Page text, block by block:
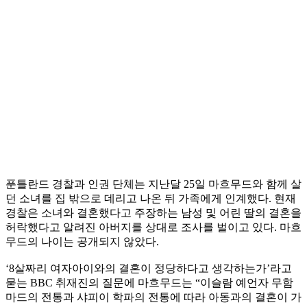
푼틀란드 경찰과 인권 단체는 지난달 25일 마흐무드와 함께 살
던 소녀를 집 밖으로 데리고 나온 뒤 가족에게 인계했다. 현재
경찰은 소녀와 결혼했다고 주장하는 남성 및 어린 딸의 결혼을
허락했다고 알려진 아버지를 상대로 조사를 벌이고 있다. 마흐
무드의 나이는 공개되지 않았다.
‘8살짜리 여자아이와의 결혼이 정당하다고 생각하는가’라고
묻는 BBC 취재진의 질문에 마흐무드는 “이슬람 예언자 무함
마드의 전통과 샤피이 학파의 전통에 따라 아동과의 결혼이 가